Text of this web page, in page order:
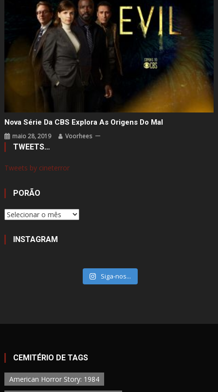
Nova Série Da CBS Explora As Origens Do Mal
maio 28, 2019 Voorhees
TWEETS…
Tweets by cineterror
PORÃO
Porão
INSTAGRAM
Siga-nos...
CEMITÉRIO DE TAGS
American Horror Story: 1984